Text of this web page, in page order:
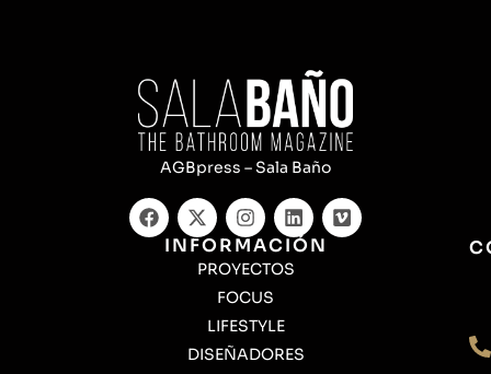
AGBpress – Sala Baño
INFORMACIÓN
PROYECTOS
FOCUS
LIFESTYLE
DISEÑADORES